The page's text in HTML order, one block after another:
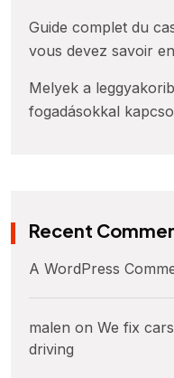
Guide complet du
vous devez savoir
Melyek a
fogadásokkal
Recent
A WordPress
malen on We fix
driving